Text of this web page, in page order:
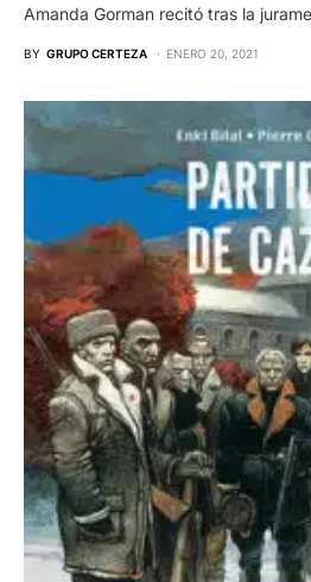
Amanda Gorman recitó tras la
BY GRUPO CERTEZA ENERO 20, 2021